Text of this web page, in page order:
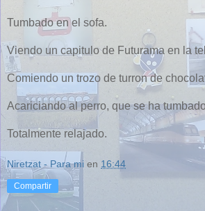
Tumbado en el sofa.
Viendo un capitulo de Futurama en la
Comiendo un trozo de turron de
Acariciando al perro, que se ha
Totalmente relajado.
Niretzat - Para mi en 16:44
Compartir